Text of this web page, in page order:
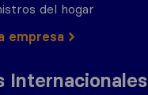
del hogar
empresa
Internacionales